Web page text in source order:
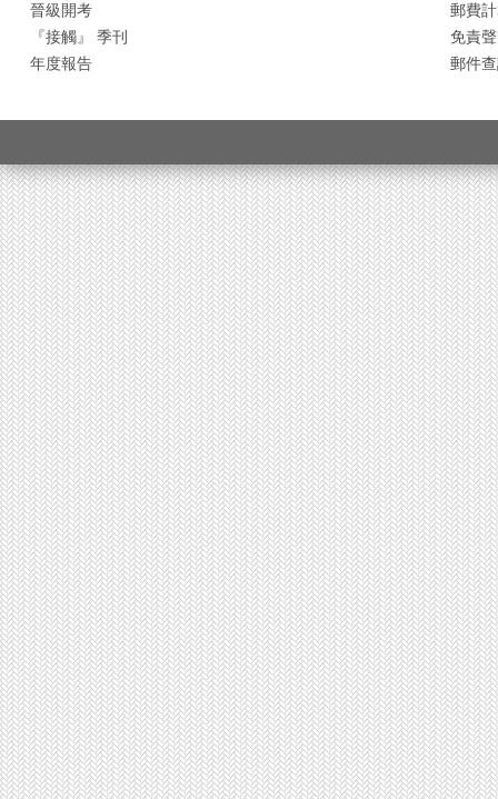
晉級開考
『接觸』 季刊
年度報告
郵費
免責
郵件